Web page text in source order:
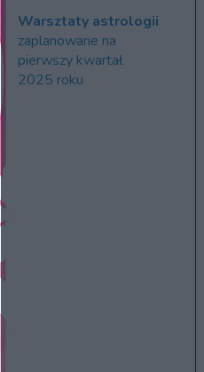
Warsztaty astrologii
zaplanowane na
pierwszy kwartał
2025 roku